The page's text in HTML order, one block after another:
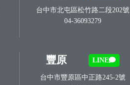
台中市北屯區松竹路二段202號
04-36093279
豐原 LINE
台中市豐原區中正路245-2號